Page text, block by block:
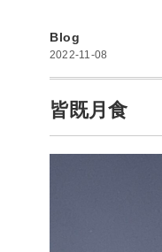
Blog
2022-11-08
皆既月食